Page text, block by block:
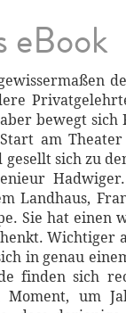
eBook
bewegt sich
am
sich zu
Landhaus,
Sie hat einen
Wichtiger
in genau
finden sich
um